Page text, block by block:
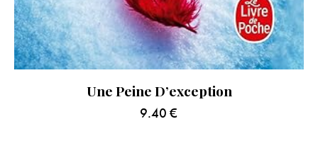
Une Peine D’exception
9.40 €